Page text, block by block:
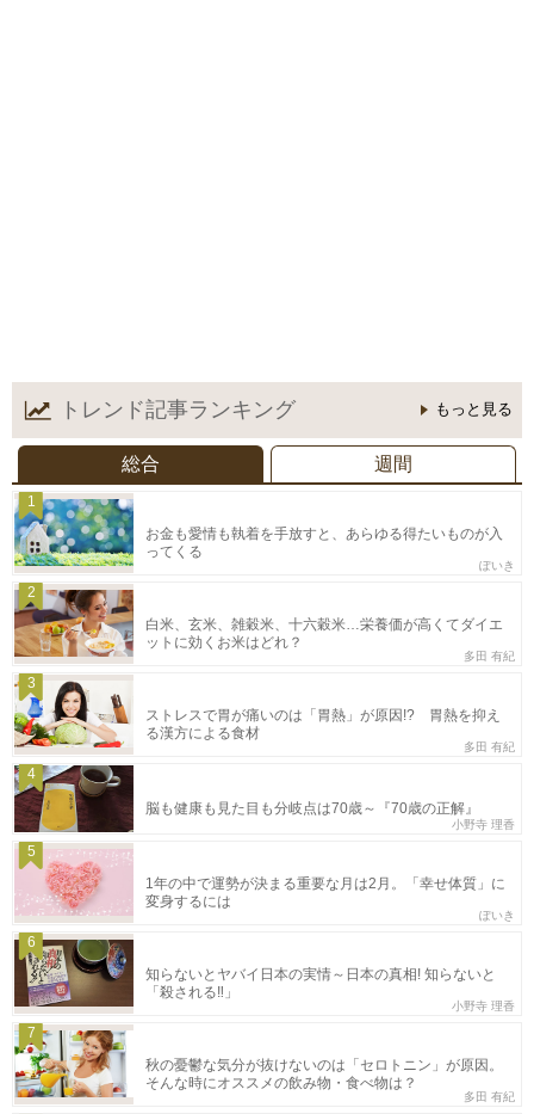
トレンド記事ランキング もっと見る
総合 週間
1
お金も愛情も執着を手放すと、あらゆる得たいものが入
ってくる
ぽいき
2
白米、玄米、雑穀米、十六穀米…栄養価が高くてダイエ
ットに効くお米はどれ？
多田 有紀
3
ストレスで胃が痛いのは「胃熱」が原因!? 胃熱を抑え
る漢方による食材
多田 有紀
4
脳も健康も見た目も分岐点は70歳～『70歳の正解』
小野寺 理香
5
1年の中で運勢が決まる重要な月は2月。「幸せ体質」に
変身するには
ぽいき
6
知らないとヤバイ日本の実情～日本の真相! 知らないと
「殺される‼」
小野寺 理香
7
秋の憂鬱な気分が抜けないのは「セロトニン」が原因。
そんな時にオススメの飲み物・食べ物は？
多田 有紀